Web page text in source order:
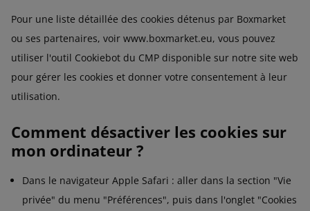
Pour une liste détaillée des cookies détenus par Boxmarket
ou ses partenaires, voir www.boxmarket.eu, vous pouvez
utiliser l'outil Cookiebot du CMP disponible sur notre site web
pour gérer les cookies et donner votre consentement à leur
utilisation.
Comment désactiver les cookies sur
mon ordinateur ?
Dans le navigateur Apple Safari : aller dans la section "Vie
privée" du menu "Préférences", puis dans l'onglet "Cookies